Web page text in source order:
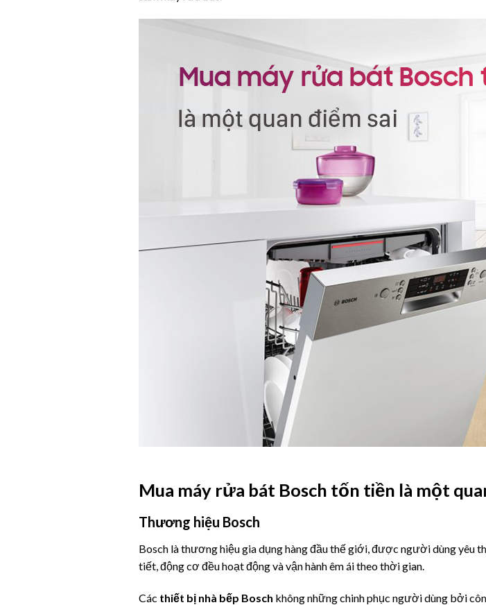
Mua máy rửa bát Bosch tốn tiền là một
Thương hiệu Bosch
Bosch là thương hiệu gia dụng hàng đầu thế giới, được người dùng yêu
tiết, động cơ đều hoạt động và vận hành êm ái theo thời gian.
Các thiết bị nhà bếp Bosch không những chinh phục người dùng bởi